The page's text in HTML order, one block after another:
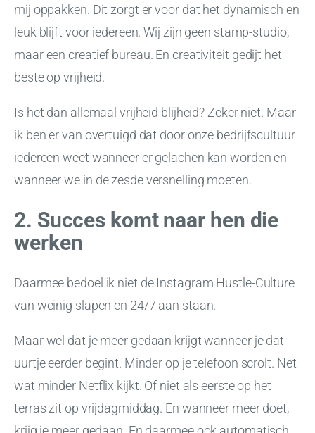
mij oppakken. Dit zorgt er voor dat het dynamisch en
leuk blijft voor iedereen. Wij zijn geen stamp-studio,
maar een creatief bureau. En creativiteit gedijt het
beste op vrijheid.
Is het dan allemaal vrijheid blijheid? Zeker niet. Maar
ik ben er van overtuigd dat door onze bedrijfscultuur
iedereen weet wanneer er gelachen kan worden en
wanneer we in de zesde versnelling moeten.
2. Succes komt naar hen die
werken
Daarmee bedoel ik niet de Instagram Hustle-Culture
van weinig slapen en 24/7 aan staan.
Maar wel dat je meer gedaan krijgt wanneer je dat
uurtje eerder begint. Minder op je telefoon scrolt. Net
wat minder Netflix kijkt. Of niet als eerste op het
terras zit op vrijdagmiddag. En wanneer meer doet,